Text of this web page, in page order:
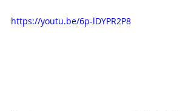
https://youtu.be/6p-lDYPR2P8